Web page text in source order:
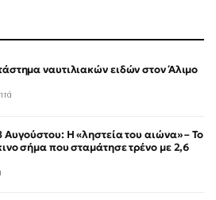
ναυτιλιακών ειδών στον Άλιμο
Η «ληστεία του αιώνα» – Το
σήμα που σταμάτησε τρένο με 2,6